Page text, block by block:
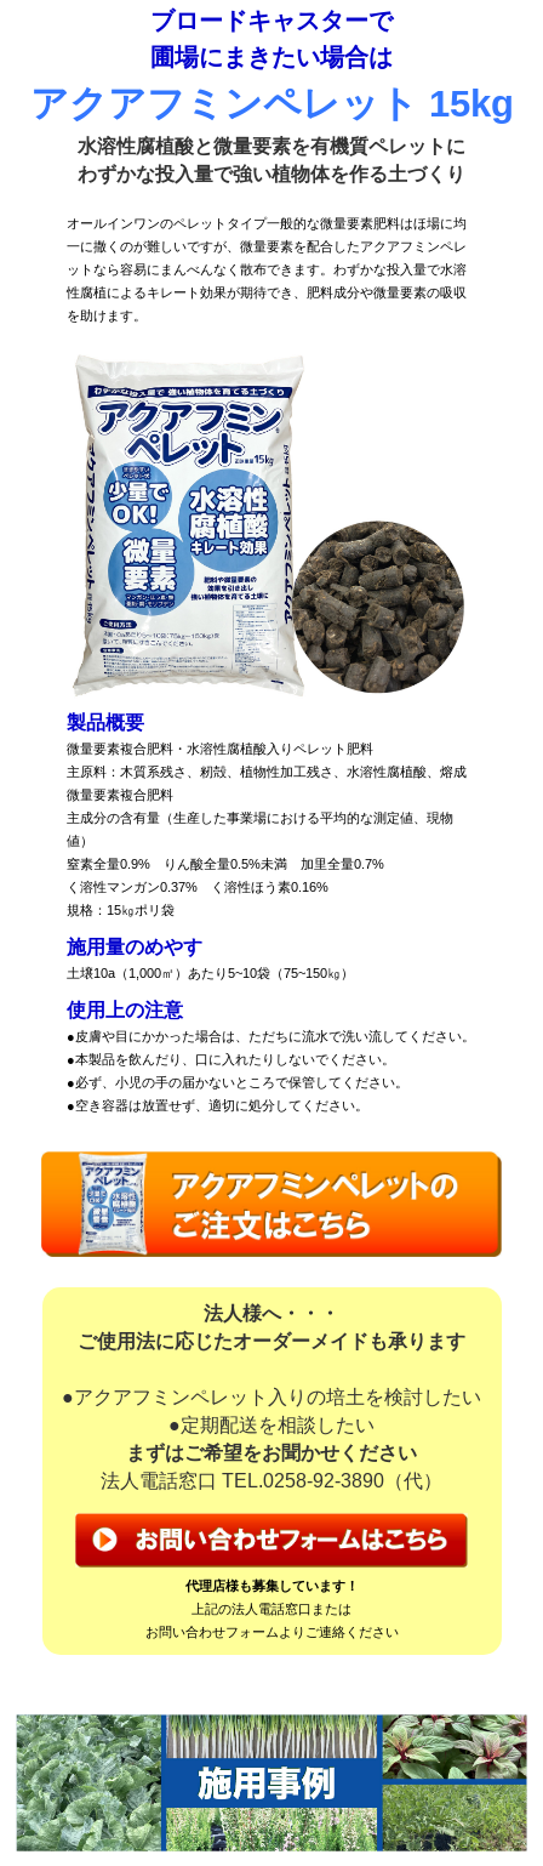
ブロードキャスターで
圃場にまきたい場合は
アクアフミンペレット 15kg
水溶性腐植酸と微量要素を有機質ペレットに
わずかな投入量で強い植物体を作る土づくり
オールインワンのペレットタイプ一般的な微量要素肥料はほ場に均
一に撒くのが難しいですが、微量要素を配合したアクアフミンペレ
ットなら容易にまんべんなく散布できます。わずかな投入量で水溶
性腐植によるキレート効果が期待でき、肥料成分や微量要素の吸収
を助けます。
製品概要
微量要素複合肥料・水溶性腐植酸入りペレット肥料
主原料：木質系残さ、籾殻、植物性加工残さ、水溶性腐植酸、熔成
微量要素複合肥料
主成分の含有量（生産した事業場における平均的な測定値、現物
値）
窒素全量0.9% りん酸全量0.5%未満 加里全量0.7%
く溶性マンガン0.37% く溶性ほう素0.16%
規格：15㎏ポリ袋
施用量のめやす
土壌10a（1,000㎡）あたり5~10袋（75~150㎏）
使用上の注意
●皮膚や目にかかった場合は、ただちに流水で洗い流してください。
●本製品を飲んだり、口に入れたりしないでください。
●必ず、小児の手の届かないところで保管してください。
●空き容器は放置せず、適切に処分してください。
法人様へ・・・
ご使用法に応じたオーダーメイドも承ります
●アクアフミンペレット入りの培土を検討したい
●定期配送を相談したい
まずはご希望をお聞かせください
法人電話窓口 TEL.0258-92-3890 （代）
代理店様も募集しています！
上記の法人電話窓口または
お問い合わせフォームよりご連絡ください